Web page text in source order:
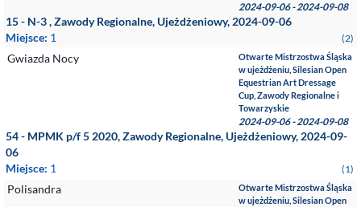
2024-09-06 - 2024-09-08
15 - N-3 , Zawody Regionalne, Ujeżdżeniowy, 2024-09-06
Miejsce: 1 (2)
Gwiazda Nocy
Otwarte Mistrzostwa Śląska
w ujeżdżeniu, Silesian Open
Equestrian Art Dressage
Cup, Zawody Regionalne i
Towarzyskie
2024-09-06 - 2024-09-08
54 - MPMK p/f 5 2020, Zawody Regionalne, Ujeżdżeniowy, 2024-09-
06
Miejsce: 1 (1)
Polisandra
Otwarte Mistrzostwa Śląska
w ujeżdżeniu, Silesian Open